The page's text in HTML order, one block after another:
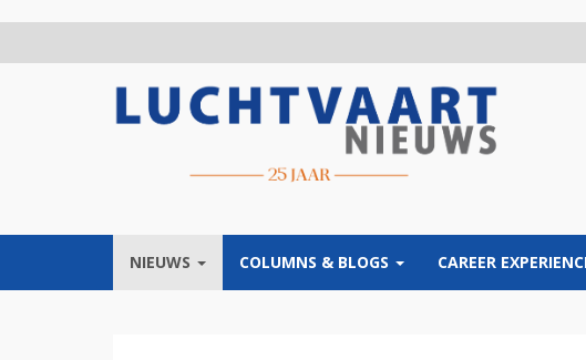
NIEUWS COLUMNS & BLOGS CAREER